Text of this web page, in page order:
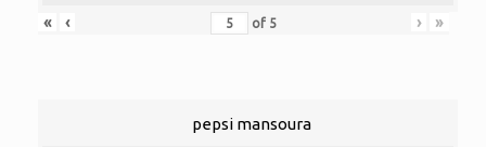
« ‹ of 5 › »
pepsi mansoura